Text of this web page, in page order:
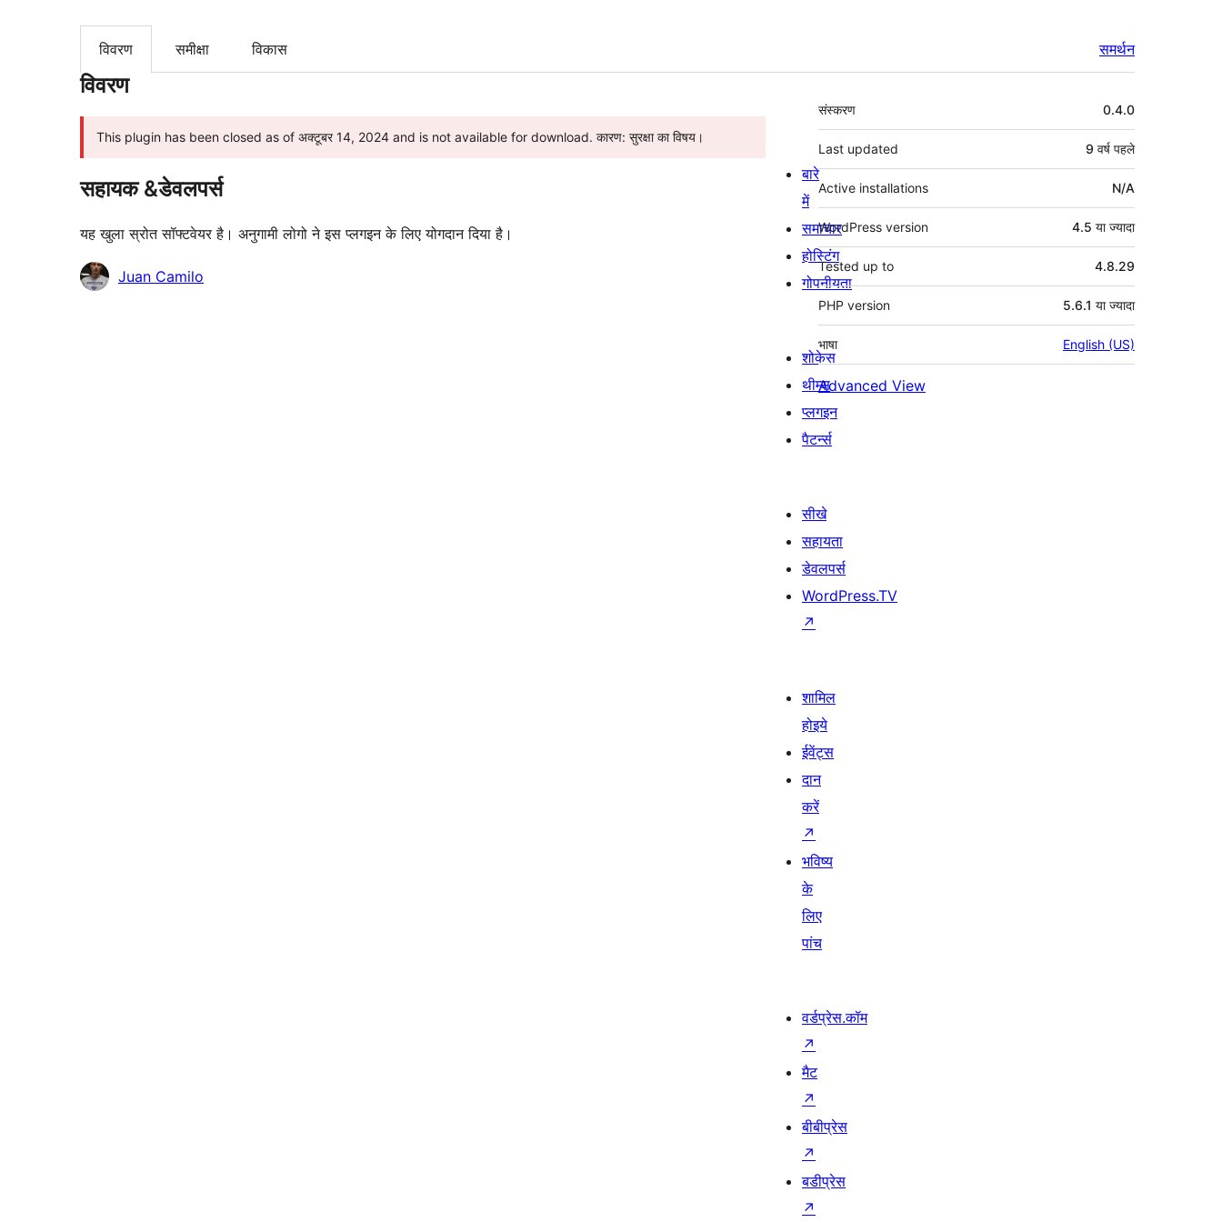
विवरण समीक्षा विकास समर्थन
विवरण
This plugin has been closed as of अक्टूबर 14, 2024 and is not available for download. कारण: सुरक्षा का विषय।
सहायक &डेवलपर्स
यह खुला स्रोत सॉफ्टवेयर है। अनुगामी लोगो ने इस प्लगइन के लिए योगदान दिया है।
योगदानकर्ताJuan Camilo
मेटा
संस्करण 0.4.0
Last updated 9 वर्ष पहले
Active installations N/A
WordPress version 4.5 या ज्यादा
Tested up to 4.8.29
PHP version 5.6.1 या ज्यादा
भाषा English (US)
Advanced View
बारे
में
समाचार
होस्टिंग
गोपनीयता
शोकेस
थीम्स
प्लगइन
पैटर्न्स
सीखे
सहायता
डेवलपर्स
WordPress.TV
↗
शामिल
होइये
ईवेंट्स
दान
करें
↗
भविष्य
के
लिए
पांच
वर्डप्रेस.कॉम
↗
मैट
↗
बीबीप्रेस
↗
बडीप्रेस
↗